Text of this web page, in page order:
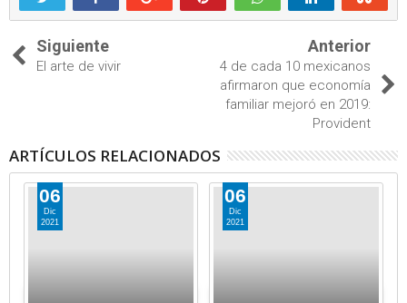
Siguiente
El arte de vivir
Anterior
4 de cada 10 mexicanos
afirmaron que economía
familiar mejoró en 2019:
Provident
ARTÍCULOS RELACIONADOS
06
Dic
2021
06
Dic
2021